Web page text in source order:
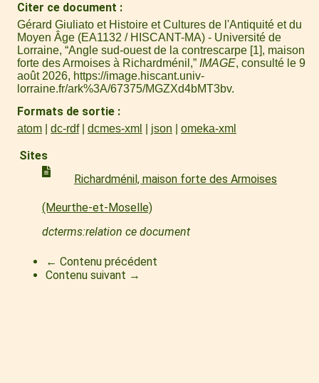
Citer ce document
Gérard Giuliato et Histoire et Cultures de l'Antiquité et du
Moyen Âge (EA1132 / HISCANT-MA) - Université de
Lorraine, “Angle sud-ouest de la contrescarpe [1], maison
forte des Armoises à Richardménil,” IMAGE, consulté le 9
août 2026, https://image.hiscant.univ-
lorraine.fr/ark%3A/67375/MGZXd4bMT3bv.
Formats de sortie
atom dc-rdf dcmes-xml json omeka-xml
Sites
Richardménil, maison forte des Armoises
(Meurthe-et-Moselle)
dcterms:relation ce document
← Contenu précédent
Contenu suivant →